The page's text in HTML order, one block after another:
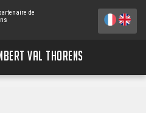
de
VAL THORENS